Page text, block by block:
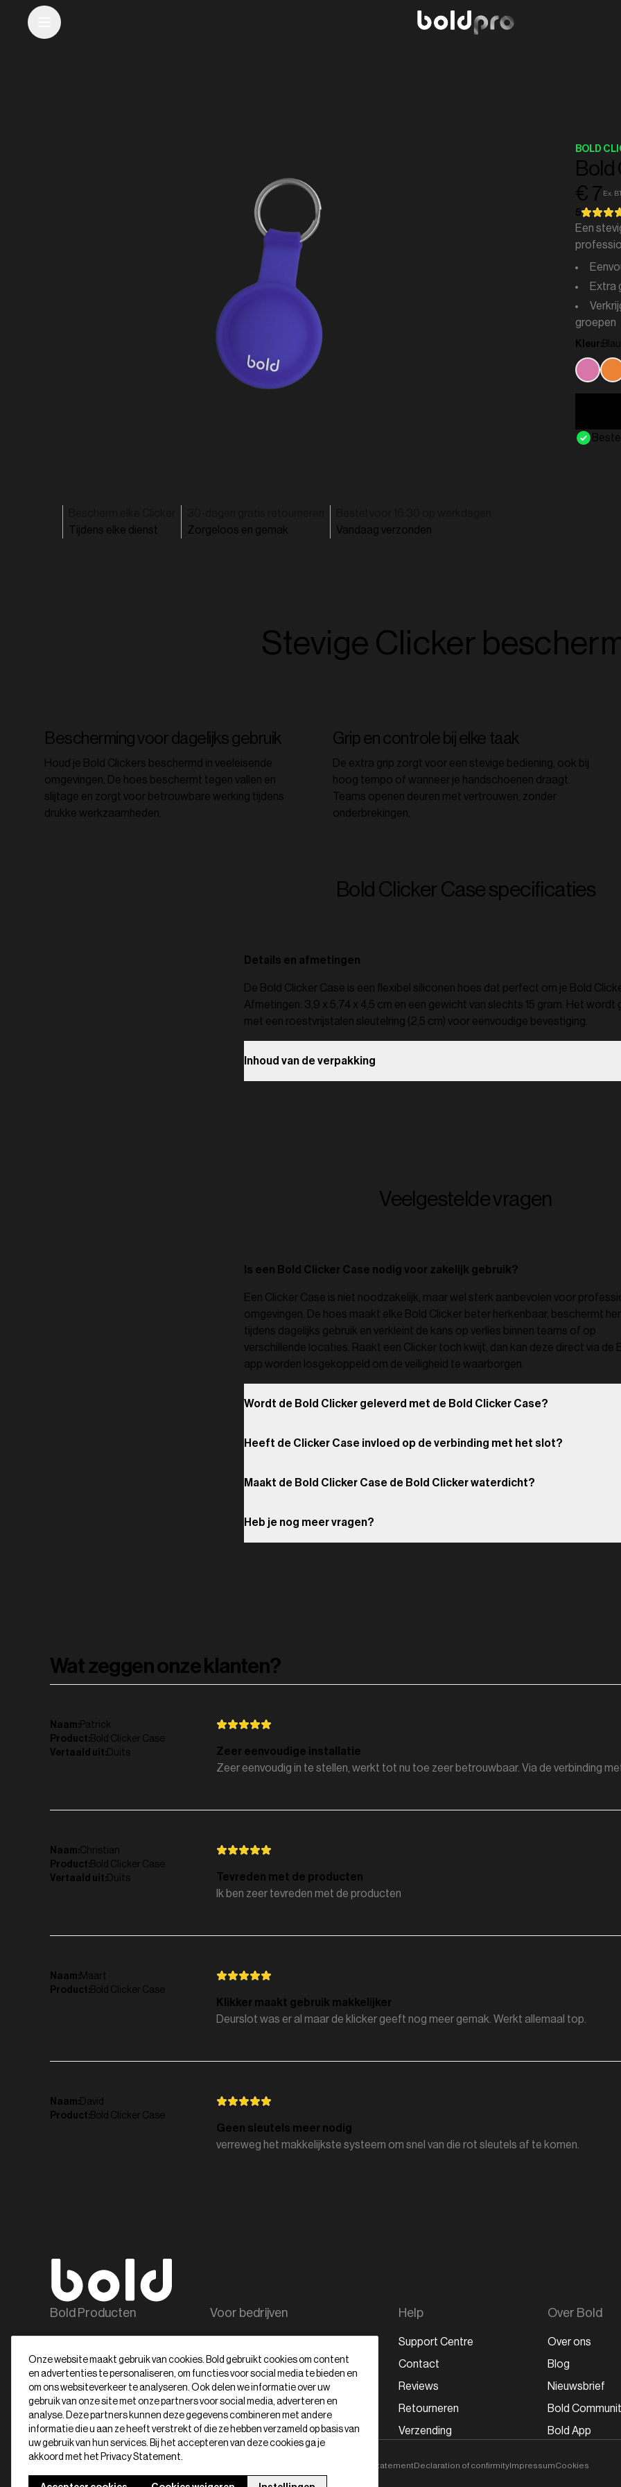
Tijdens elke dienst
Zorgeloos en gemak
Vandaag verzonden
BOLD
Bold
€ 7 Ex.
5
Een
Extra
groepen
Kleur:
Stevige Clicker
Bescherming voor dagelijks gebruik
Houd je Bold Clickers beschermd in veeleisende
omgevingen. De hoes beschermt tegen vallen en
slijtage en zorgt voor betrouwbare werking tijdens
drukke werkzaamheden.
Grip en controle bij elke taak
De extra grip zorgt voor een stevige bediening, ook bij
hoog tempo of wanneer je handschoenen draagt.
Teams openen deuren met vertrouwen, zonder
onderbrekingen.
Bold Clicker Case specificaties
Details en afmetingen
De Bold Clicker Case is een flexibel siliconen hoes dat perfect om je Bold
Afmetingen: 3,9 x 5,74 x 4,5 cm en een gewicht van slechts 15 gram. Het wordt
met een roestvrijstalen sleutelring (2,5 cm) voor eenvoudige bevestiging.
Inhoud van de verpakking
Veelgestelde vragen
Is een Bold Clicker Case nodig voor zakelijk gebruik?
Een Clicker Case is niet noodzakelijk, maar wel sterk aanbevolen voor
omgevingen. De hoes maakt elke Bold Clicker beter herkenbaar, beschermt
tijdens dagelijks gebruik en verkleint de kans op verlies binnen teams of op
verschillende locaties. Raakt een Clicker toch kwijt, dan kan deze direct via de
app worden losgekoppeld om de veiligheid te waarborgen.
Wordt de Bold Clicker geleverd met de Bold Clicker Case?
Heeft de Clicker Case invloed op de verbinding met het slot?
Maakt de Bold Clicker Case de Bold Clicker waterdicht?
Heb je nog meer vragen?
Wat zeggen onze klanten?
Naam:Patrick
Product:Bold Clicker Case
Vertaald uit:Duits
Zeer eenvoudige installatie
Zeer eenvoudig in te stellen, werkt tot nu toe zeer betrouwbaar. Via de verbinding
Naam:Christian
Product:Bold Clicker Case
Vertaald uit:Duits
Tevreden met de producten
Ik ben zeer tevreden met de producten
Naam:Maart
Product:Bold Clicker Case
Klikker maakt gebruik makkelijker
Deurslot was er al maar de klicker geeft nog meer gemak. Werkt allemaal top.
Naam:David
Product:Bold Clicker Case
Geen sleutels meer nodig
verreweg het makkelijkste systeem om snel van die rot sleutels af te komen.
Bold Producten
Bold Classic
Alle producten
Voor bedrijven
Alle zakelijke producten
Contact voor bedrijven
Word reseller
Help
Support Centre
Contact
Reviews
Retourneren
Verzending
Over Bold
Over ons
Blog
Nieuwsbrief
Bold
Bold App
Nederlands Privacy statementDeclaration of confirmityImpressumCookies
Onze website maakt gebruik van cookies. Bold gebruikt cookies om content
en advertenties te personaliseren, om functies voor social media te bieden en
om ons websiteverkeer te analyseren. Ook delen we informatie over uw
gebruik van onze site met onze partners voor social media, adverteren en
analyse. Deze partners kunnen deze gegevens combineren met andere
informatie die u aan ze heeft verstrekt of die ze hebben verzameld op basis van
uw gebruik van hun services. Bij het accepteren van deze cookies ga je
akkoord met het Privacy Statement.